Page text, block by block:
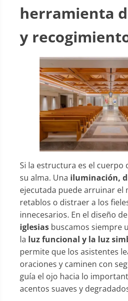
herramienta
y
Si la estructura es el cuerpo
su alma. Una iluminación,
ejecutada puede arruinar el
retablos o distraer a los
innecesarios. En el diseño de
iglesias buscamos siempre
la luz funcional y la luz
permite que los asistentes
oraciones y caminen con
guía el ojo hacia lo
acentos suaves y